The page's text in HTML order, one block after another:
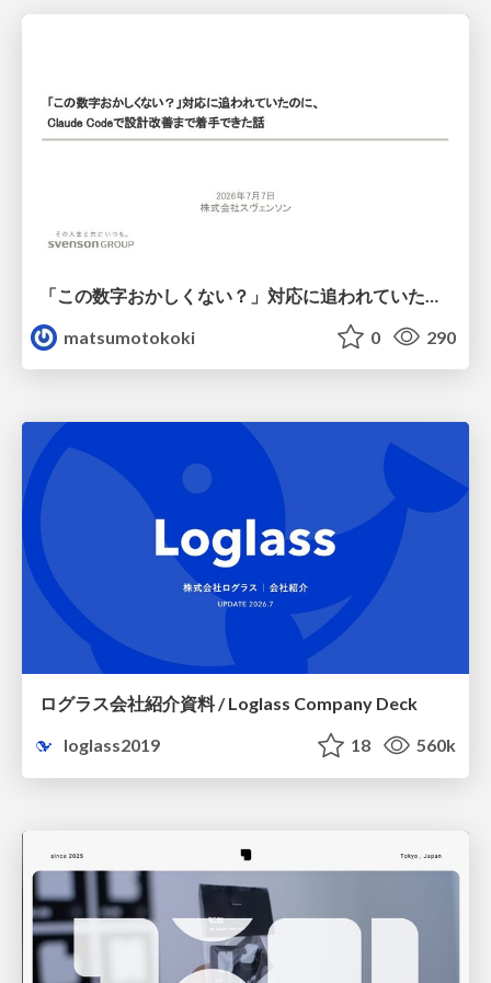
matsumotokoki
0 290
ログラス会社紹介資料 / Loglass Company Deck
loglass2019
18 560k